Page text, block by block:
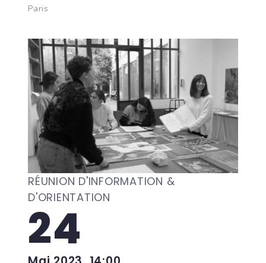
Paris
RÉUNION D'INFORMATION &
D'ORIENTATION
24